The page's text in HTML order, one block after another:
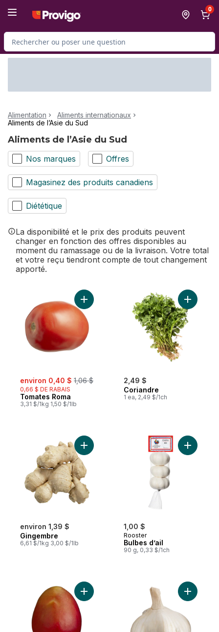
0
Rechercher des produits
Alimentation
Aliments internationaux
Aliments de l’Asie du Sud
Aliments de l’Asie du Sud
Nos marques Offres
Magasinez des produits canadiens
Diététique
La disponibilité et le prix des produits peuvent
changer en fonction des offres disponibles au
moment du ramassage ou de la livraison. Votre total
et votre reçu tiendront compte de tout changement
apporté.
sale:
environ 0,40 $ , formerly:
1,06 $
0,66 $ DE RABAIS
Tomates Roma
3,31 $/1kg 1,50 $/1lb
Ajouter Tomates Roma au panier
2,49 $
Coriandre
1 ea, 2,49 $/1ch
Ajouter
environ 1,39 $
Gingembre
6,61 $/1kg 3,00 $/1lb
Ajouter Gingembre au panier
1,00 $
Rooster
Bulbes d’ail
90 g, 0,33 $/1ch
Ajouter
Ajouter Mangues rouges au panierAjouter